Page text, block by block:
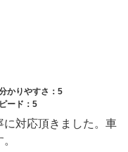
かりやすさ：5
ード：5
対応頂きました。車